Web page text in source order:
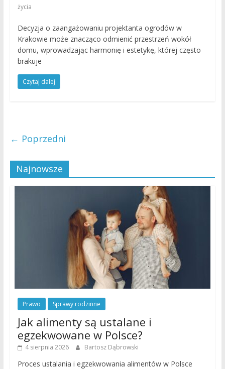
życia
Decyzja o zaangażowaniu projektanta ogrodów w
Krakowie może znacząco odmienić przestrzeń wokół
domu, wprowadzając harmonię i estetykę, której często
brakuje
Czytaj dalej
← Poprzedni
Najnowsze
Prawo Sprawy rodzinne
Jak alimenty są ustalane i
egzekwowane w Polsce?
4 sierpnia 2026 Bartosz Dąbrowski
Proces ustalania i egzekwowania alimentów w Polsce